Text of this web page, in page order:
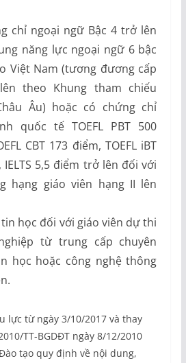
chỉ ngoại ngữ Bậc 4 trở lên
năng lực ngoại ngữ 6 bậc
Việt Nam (tương đương cấp
theo Khung tham chiếu
Âu) hoặc có chứng chỉ
quốc tế TOEFL PBT 500
CBT 173 điểm, TOEFL iBT
IELTS 5,5 điểm trở lên đối với
hạng giáo viên hạng II lên
học đối với giáo viên dự thi
từ trung cấp chuyên
học hoặc công nghệ thông
lực từ ngày 3/10/2017 và thay
TT-BGDĐT ngày 8/12/2010
tạo quy định về nội dung,